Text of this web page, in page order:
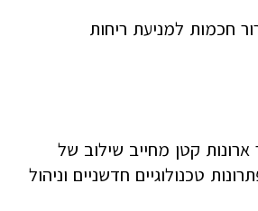
חכמות למניעת ריחות
ארונות קטן מחייב שילוב של
טכנולוגיים חדשניים וניהול